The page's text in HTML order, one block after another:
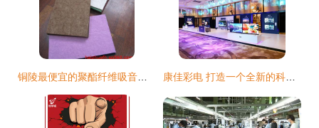
铜陵最便宜的聚酯纤维吸音板销售点及周边地区建材采购指南 康佳彩电 打造一个全新的科技视界，智启未来！